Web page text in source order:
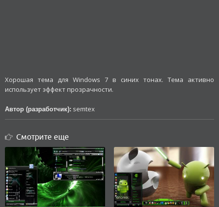
Хорошая тема для Windows 7 в синих тонах. Тема активно
использует эффект прозрачности.
Автор (разработчик): semtex
Смотрите еще